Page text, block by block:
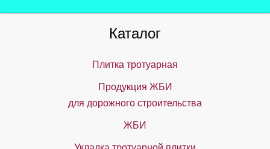
Каталог
Плитка тротуарная
Продукция ЖБИ
для дорожного строительства
ЖБИ